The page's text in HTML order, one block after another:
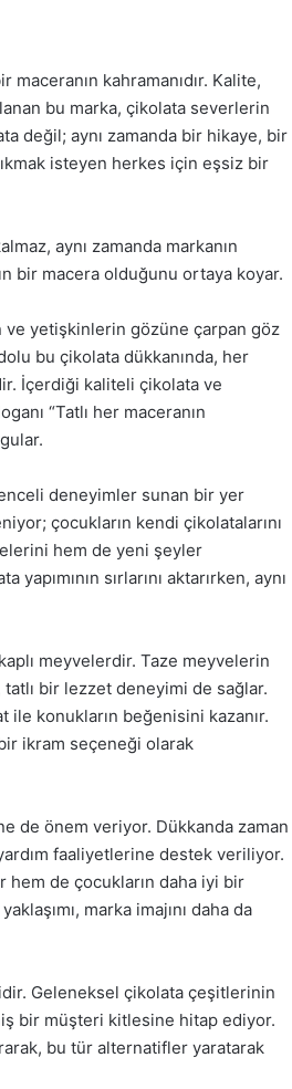
kahramanıdır. Kalite,
bu marka, çikolata severlerin
değil; aynı zamanda bir hikaye, bir
isteyen herkes için eşsiz bir
aynı zamanda markanın
bir macera olduğunu ortaya koyar.
ve yetişkinlerin gözüne çarpan göz
bu çikolata dükkanında, her
İçerdiği kaliteli çikolata ve
“Tatlı her maceranın
deneyimler sunan bir yer
çocukların kendi çikolatalarını
hem de yeni şeyler
sırlarını aktarırken, aynı
meyvelerdir. Taze meyvelerin
tatlı bir lezzet deneyimi de sağlar.
ile konukların beğenisini kazanır.
ikram seçeneği olarak
de önem veriyor. Dükkanda zaman
faaliyetlerine destek veriliyor.
de çocukların daha iyi bir
marka imajını daha da
Geleneksel çikolata çeşitlerinin
bir müşteri kitlesine hitap ediyor.
bu tür alternatifler yaratarak